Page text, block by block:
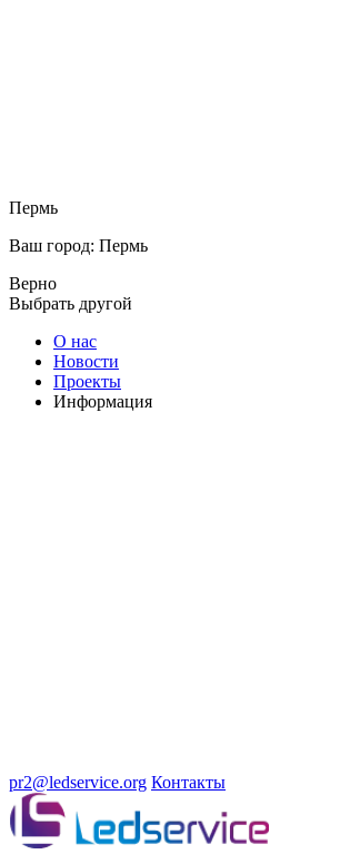
Пермь
Ваш город: Пермь
Верно
Выбрать другой
О нас
Новости
Проекты
Информация
pr2@ledservice.org Контакты